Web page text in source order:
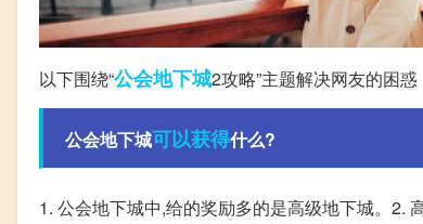
以下围绕“公会地下城2攻略”主题解决网友的困惑
公会地下城可以获得什么?
1. 公会地下城中,给的奖励多的是高级地下城。2.